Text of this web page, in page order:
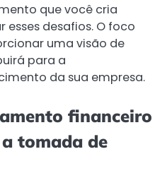
que você cria
desafios. O foco
uma visão de
para a
da sua empresa.
financeiro
tomada de